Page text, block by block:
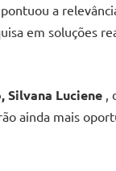
, pontuou a
em soluções
Silvana Luciene ,
ainda mais